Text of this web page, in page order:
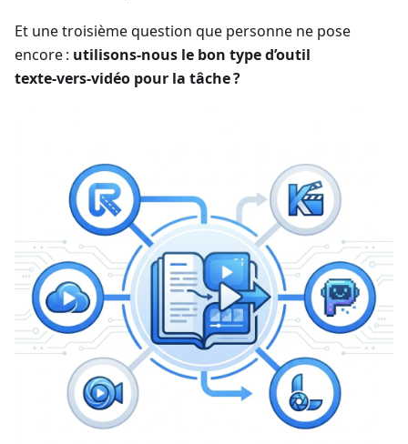
Et une troisième question que personne ne pose
encore : utilisons‑nous le bon type d’outil
texte‑vers‑vidéo pour la tâche ?